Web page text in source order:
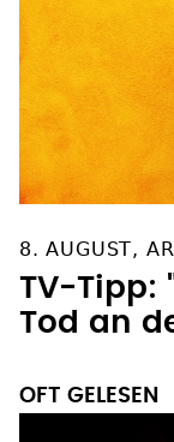
8. AUGUST,
TV-Tipp:
Tod an
OFT GELESEN